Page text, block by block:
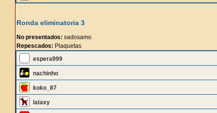
Ronda eliminatoria 3
No presentados: sadosamo
Repescados: Plaquetas
espera999
nachinho
koko_87
lataxy